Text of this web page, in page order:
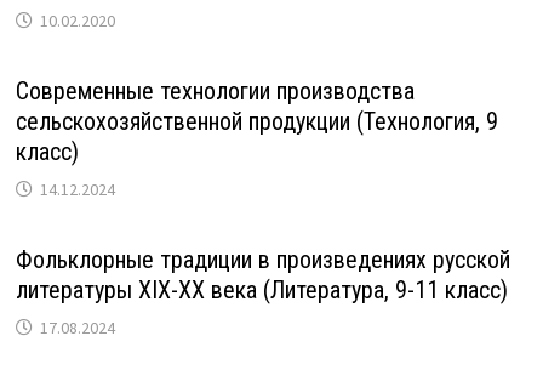
10.02.2020
Современные технологии производства
сельскохозяйственной продукции (Технология, 9
класс)
14.12.2024
Фольклорные традиции в произведениях русской
литературы XIX-XX века (Литература, 9-11 класс)
17.08.2024